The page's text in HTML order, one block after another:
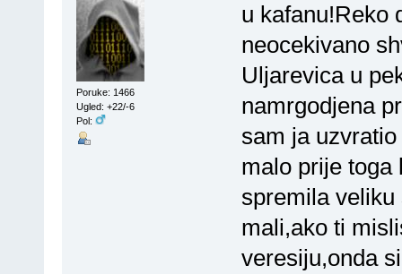
Poruke: 1466
Ugled: +22/-6
Pol:
u kafanu!Reko
neocekivano
Uljarevica u
namrgodjena
sam ja
malo prije toga
spremila veliku
mali,ako ti
veresiju,onda